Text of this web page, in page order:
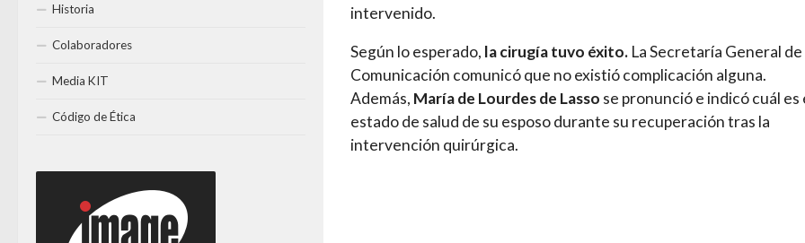
intervenido.
Según lo esperado, la cirugía tuvo éxito. La Secretaría General de
Comunicación comunicó que no existió complicación alguna.
Además, María de Lourdes de Lasso se pronunció e indicó cuál es
estado de salud de su esposo durante su recuperación tras la
intervención quirúrgica.
Historia
Colaboradores
Media KIT
Código de Ética